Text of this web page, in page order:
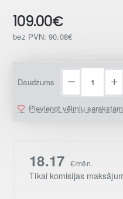
109.00€
bez PVN: 90.08€
Daudzums
Pievienot vēlmju sarakstam